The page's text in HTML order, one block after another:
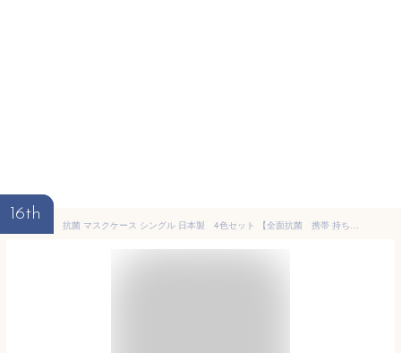
16th
抗菌 マスクケース シングル 日本製 4色セット 【全面抗菌 携帯 持ち運び 衛生ポーチ マスクポーチ マスク入れ 収納 ソフトタイプ SIAA】